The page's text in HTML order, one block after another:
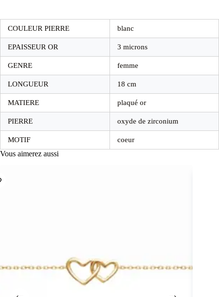
COULEUR PIERRE blanc
EPAISSEUR OR 3 microns
GENRE femme
LONGUEUR 18 cm
MATIERE plaqué or
PIERRE oxyde de zirconium
MOTIF coeur
Vous aimerez aussi